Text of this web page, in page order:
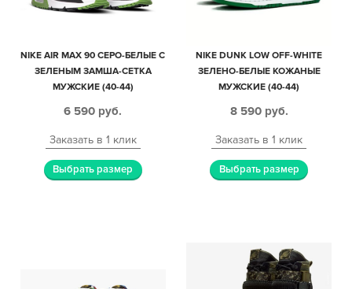
NIKE AIR MAX 90 СЕРО-БЕЛЫЕ С
ЗЕЛЕНЫМ ЗАМША-СЕТКА
МУЖСКИЕ (40-44)
6 590 руб.
Заказать в 1 клик
Выбрать размер
NIKE DUNK LOW OFF-WHITE
ЗЕЛЕНО-БЕЛЫЕ КОЖАНЫЕ
МУЖСКИЕ (40-44)
8 590 руб.
Заказать в 1 клик
Выбрать размер